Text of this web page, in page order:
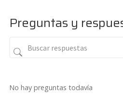
Preguntas y
No hay preguntas todavía